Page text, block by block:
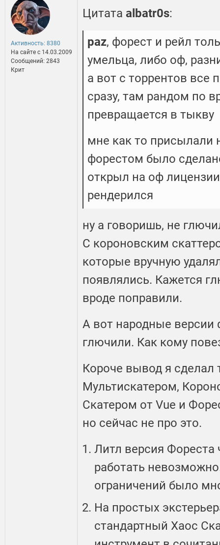
Активность: 8380
На сайте c 14.03.2009
Сообщений: 2843
Крит
Цитата albatr0s:
paz, форест и рейл
умельца, либо оф,
а вот с торрентов все
сразу, там рандом по
превращается в тыкву
мне как то присылали
форестом было
открыл на оф
рендерился
ну а говоришь, не
С короновским
которые вручную
появлялись. Кажется
вроде поправили.
А вот народные версии
глючили. Как кому
Короче вывод я сделал
Мультискатером,
Скатером от Vue и
но сейчас не про это.
Литл версия Фореста
работать
ограничений было
На простых
стандартный Хаос